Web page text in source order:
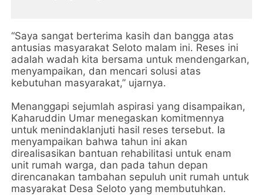
“Saya sangat berterima kasih dan bangga atas
antusias masyarakat Seloto malam ini. Reses ini
adalah wadah kita bersama untuk mendengarkan,
menyampaikan, dan mencari solusi atas
kebutuhan masyarakat,” ujarnya.
Menanggapi sejumlah aspirasi yang disampaikan,
Kaharuddin Umar menegaskan komitmennya
untuk menindaklanjuti hasil reses tersebut. Ia
menyampaikan bahwa tahun ini akan
direalisasikan bantuan rehabilitasi untuk enam
unit rumah warga, dan pada tahun depan
direncanakan tambahan sepuluh unit rumah untuk
masyarakat Desa Seloto yang membutuhkan.